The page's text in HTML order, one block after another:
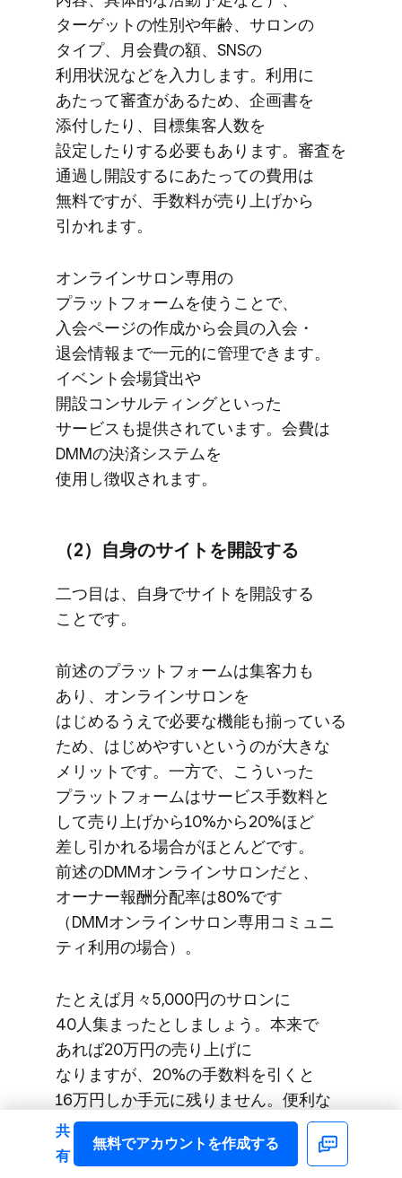
ターゲットの​性別や​年齢、​サロンの​
タイプ、​月会費の​額、​SNSの​
利用状況などを​入力します。​利用に​
あたって​審査が​ある​ため、​企画書を​
添付したり、​目標集客人数を​
設定したりする​必要も​あります。​審査を​
通過し開設するに​あたっての​費用は​
無料ですが、​手数料が​売り上げから​
引かれます。
オンラインサロン専用の​
プラットフォームを​使う​ことで、​
入会ページの​作成から​会員の​入会・
退会情報まで​一元的に​管理できます。​
イベント会場貸出や​
開設コンサルティングと​いった​
サービスも​提供されています。​会費は​
DMMの​決済システムを​
使用し徴収されます。
（2）​自身の​サイトを​開設する
二つ目は、​自身で​サイトを​開設する​
ことです。
前述の​プラットフォームは​集客力も​
あり、​オンラインサロンを​
はじめるうえで​必要な​機能も​揃っている​
ため、​はじめやすいと​いうのが​大きな​
メリットです。​一方で、​こういった​
プラットフォームは​サービス手数料と​
して​売り上げから​10%から​20%ほど​
差し引かれる​場合が​ほとんどです。​
前述の​DMMオンラインサロンだと、​
オーナー報酬分配率は​80%です​
（DMMオンラインサロン専用コミュニ
ティ利用の​場合）。
た​とえば​月々5,000円の​サロンに​
40人集まったとしましょう。​本来で​
あれば​20万円の​売り上げに​
なりますが、​20%の​手数料を​引くと​
16万円しか​手元に​残りません。​便利な​
一方、​手数料がかさむ​ところが​玉に​
瑕です。Facebook
共
有
無料で​アカウントを​作成する